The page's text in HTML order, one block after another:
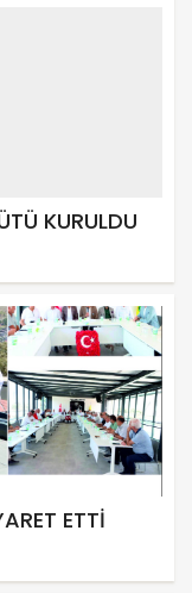
KURULDU
HTSO’yu ZİYARET ETTİ